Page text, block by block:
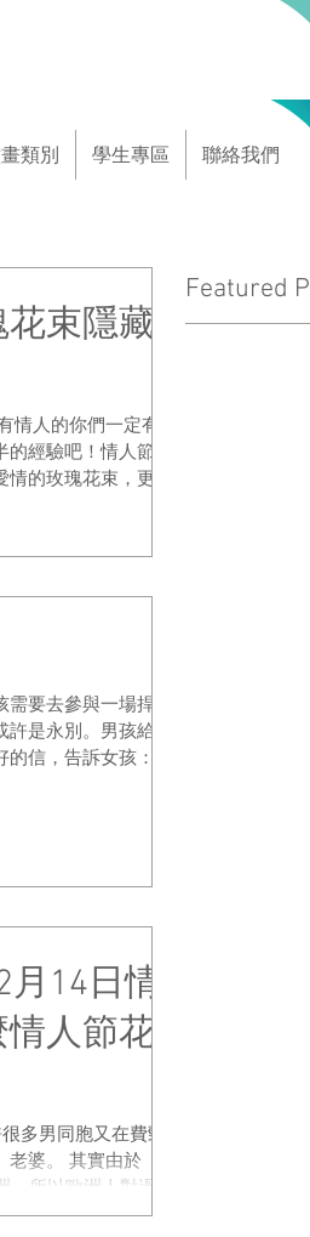
類別 學生專區 聯絡我們
束隱藏
經驗吧！情人節花
的玫瑰花束，更是
表「逝去的愛...
要去參與一場捍衛
是永別。男孩給女
信，告訴女孩：當
14日情
人節花
多男同胞又在費勁
婆。 其實由於「2
，所以歐洲人對過
並已形成了相當成
Featured